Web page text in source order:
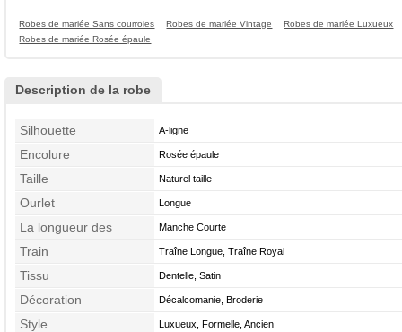
Robes de mariée Sans courroies Robes de mariée Vintage
Robes de mariée Luxueux
Robes de mariée Rosée épaule
Description de la robe
Silhouette A-ligne
Encolure Rosée épaule
Taille Naturel taille
Ourlet Longue
La longueur des
manches
Manche Courte
Train Traîne Longue, Traîne Royal
Tissu Dentelle, Satin
Décoration Décalcomanie, Broderie
Style Luxueux, Formelle, Ancien